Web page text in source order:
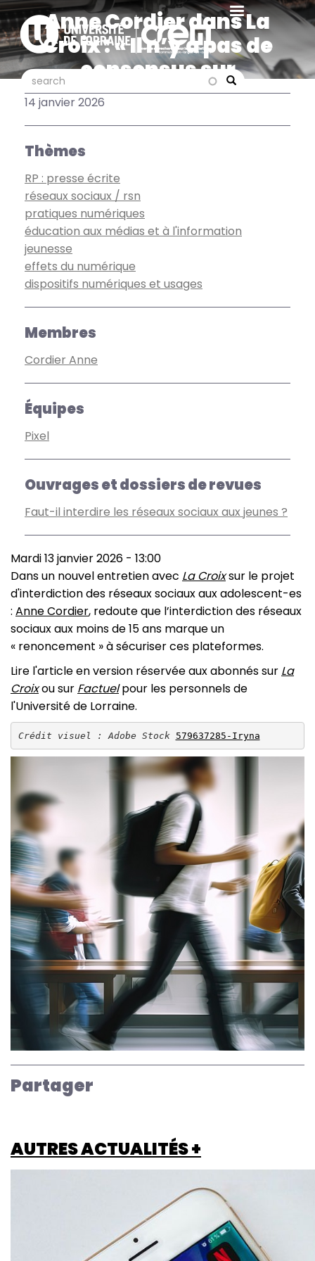
Aller
au
contenu
principal
Search
search search
Anne Cordier dans La
Croix : « Il n’y a pas de
consensus sur
l’interdiction des réseaux
sociaux »
14 janvier 2026
Thèmes
RP : presse écrite
réseaux sociaux / rsn
pratiques numériques
éducation aux médias et à l'information
jeunesse
effets du numérique
dispositifs numériques et usages
Membres
Cordier Anne
Équipes
Pixel
Ouvrages et dossiers de revues
Faut-il interdire les réseaux sociaux aux jeunes ?
Mardi 13 janvier 2026 - 13:00
Dans un nouvel entretien avec La Croixsur le projet
d'interdiction des réseaux sociaux aux adolescent-es
: Anne Cordier, redoute que l’interdiction des réseaux
sociaux aux moins de 15 ans marque un
« renoncement » à sécuriser ces plateformes.
Lire l'article en version réservée aux abonnés sur La
Croixou sur Factuel pour les personnels de
l'Université de Lorraine.
Crédit visuel : Adobe Stock 579637285-Iryna
Partager
AUTRES ACTUALITÉS +